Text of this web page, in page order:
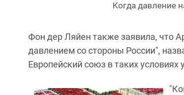
Когда давление
Фон дер Ляйен также заявила, что
давлением со стороны России",
Европейский союз в таких